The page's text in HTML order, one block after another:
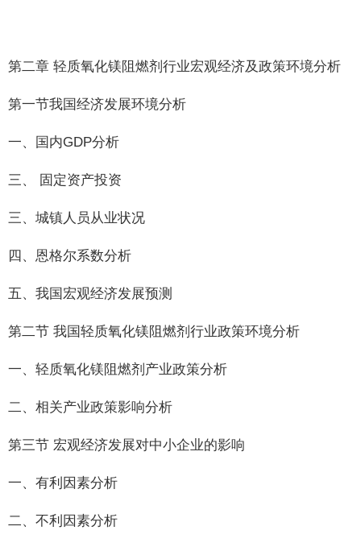
第二章 轻质氧化镁阻燃剂行业宏观经济及政策环境分析
第一节我国经济发展环境分析
一、国内GDP分析
三、 固定资产投资
三、城镇人员从业状况
四、恩格尔系数分析
五、我国宏观经济发展预测
第二节 我国轻质氧化镁阻燃剂行业政策环境分析
一、轻质氧化镁阻燃剂产业政策分析
二、相关产业政策影响分析
第三节 宏观经济发展对中小企业的影响
一、有利因素分析
二、不利因素分析